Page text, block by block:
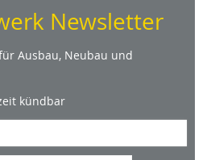
Newsletter
Ausbau, Neubau und
kündbar